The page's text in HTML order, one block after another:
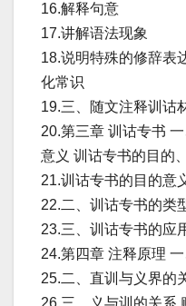
16.解释句意
17.讲解语法现象
18.说明特殊的修辞表
化常识
19.三、随文注释训诂
20.第三章 训诂专书
意义 训诂专书的目的
21.训诂专书的目的意
22.二、训诂专书的类
23.三、训诂专书的应
24.第四章 注释原理
25.二、直训与义界的